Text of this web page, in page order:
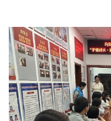
宣传思想文化人才
专题
资料库